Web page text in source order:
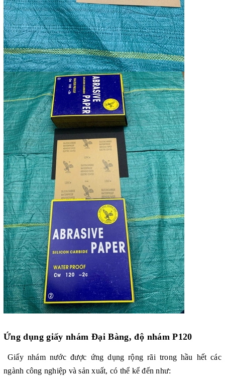
Ứng dụnggiấy nhám Đại Bàng, độ nhám P120
Giấy nhám nước được ứng dụng rộng rãi trong hầu hết các
ngành công nghiệp và sản xuất, có thể kể đến như: